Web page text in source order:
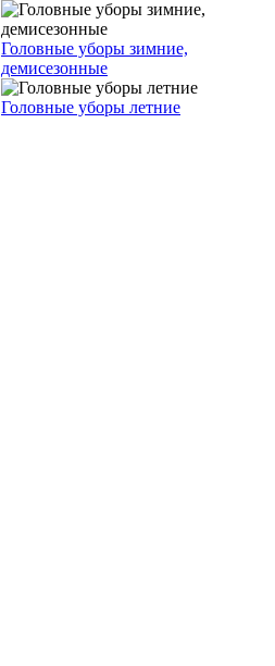
Головные уборы зимние,
демисезонные
Головные уборы летние